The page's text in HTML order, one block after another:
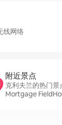
线网络
附近景点
克利夫兰的热门
Mortgage